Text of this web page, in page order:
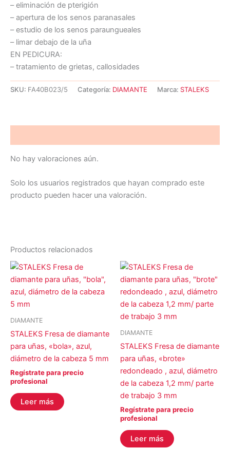
– eliminación de pterigión
– apertura de los senos paranasales
– estudio de los senos paraungueales
– limar debajo de la uña
EN PEDICURA:
– tratamiento de grietas, callosidades
SKU: FA40B023/5 Categoría: DIAMANTE Marca: STALEKS
No hay valoraciones aún.
Solo los usuarios registrados que hayan comprado este
producto pueden hacer una valoración.
Productos relacionados
DIAMANTE
STALEKS Fresa de diamante
para uñas, «bola», azul,
diámetro de la cabeza 5 mm
Regístrate para precio
profesional
Leer más
DIAMANTE
STALEKS Fresa de diamante
para uñas, «brote»
redondeado , azul, diámetro
de la cabeza 1,2 mm/ parte
de trabajo 3 mm
Regístrate para precio
profesional
Leer más